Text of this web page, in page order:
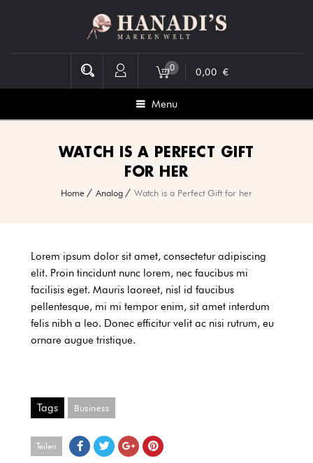
0 0,00 €
Menu
WATCH IS A PERFECT GIFT
FOR HER
Home Analog Watch is a Perfect Gift for her
Lorem ipsum dolor sit amet, consectetur adipiscing
elit. Proin tincidunt nunc lorem, nec faucibus mi
facilisis eget. Mauris laoreet, nisl id faucibus
pellentesque, mi mi tempor enim, sit amet interdum
felis nibh a leo. Donec efficitur velit ac nisi rutrum, eu
ornare augue tristique.
Tags Business
Teilen